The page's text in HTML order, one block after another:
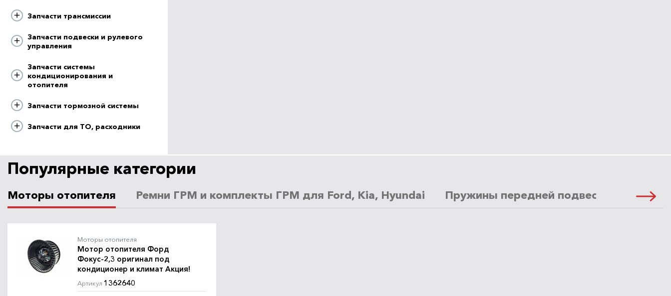
Запчасти трансмиссии
Запчасти подвески и рулевого
управления
Запчасти системы
кондиционирования и
отопителя
Запчасти тормозной системы
Запчасти для ТО, расходники
Популярные категории
Моторы отопителя Ремни ГРМ и комплекты ГРМ для Ford, Kia, Hyundai Пружины передней подвески
Моторы отопителя
Мотор отопителя Форд
Фокус-2,3 оригинал под
кондиционер и климат Акция!
Артикул 1362640